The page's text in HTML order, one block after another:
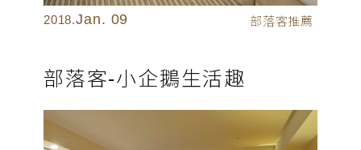
2018.Jan. 09 部落客推薦
部落客-小企鵝生活趣